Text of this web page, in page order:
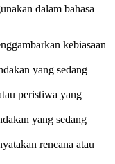
dalam bahasa
kebiasaan
yang sedang
peristiwa yang
yang sedang
rencana atau